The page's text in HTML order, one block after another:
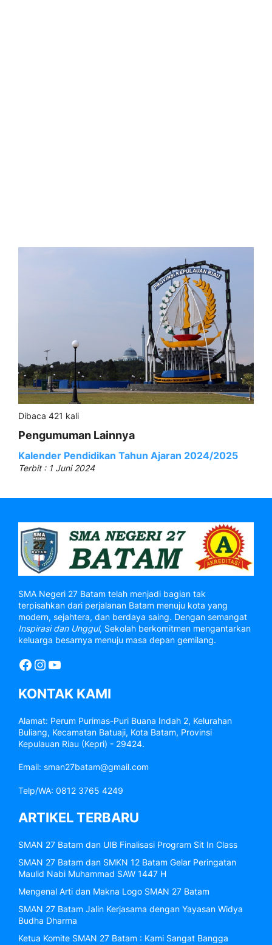
Dibaca 421 kali
Pengumuman Lainnya
Kalender Pendidikan Tahun Ajaran 2024/2025
Terbit : 1 Juni 2024
SMA Negeri 27 Batam telah menjadi bagian tak
terpisahkan dari perjalanan Batam menuju kota yang
modern, sejahtera, dan berdaya saing. Dengan semangat
Inspirasi dan Unggul, Sekolah berkomitmen mengantarkan
keluarga besarnya menuju masa depan gemilang.
Facebook
Instagram
YouTube
KONTAK KAMI
Alamat: Perum Purimas-Puri Buana Indah 2, Kelurahan
Buliang, Kecamatan Batuaji, Kota Batam, Provinsi
Kepulauan Riau (Kepri) - 29424.
Email: sman27batam@gmail.com
Telp/WA: 0812 3765 4249
ARTIKEL TERBARU
SMAN 27 Batam dan UIB Finalisasi Program Sit In Class
SMAN 27 Batam dan SMKN 12 Batam Gelar Peringatan
Maulid Nabi Muhammad SAW 1447 H
Mengenal Arti dan Makna Logo SMAN 27 Batam
SMAN 27 Batam Jalin Kerjasama dengan Yayasan Widya
Budha Dharma
Ketua Komite SMAN 27 Batam : Kami Sangat Bangga